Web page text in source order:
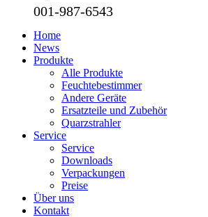
001-987-6543
Home
News
Produkte
Alle Produkte
Feuchtebestimmer
Andere Geräte
Ersatzteile und Zubehör
Quarzstrahler
Service
Service
Downloads
Verpackungen
Preise
Über uns
Kontakt